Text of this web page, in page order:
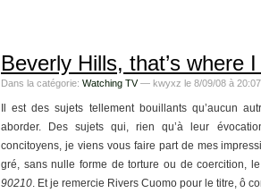
Beverly Hills, that’s where
Dans la catégorie: Watching TV— kwyxz le 8/09/08 à 20:07
Il est des sujets tellement bouillants qu’aucun
aborder. Des sujets qui, rien qu’à leur
concitoyens, je viens vous faire part de mes
gré, sans nulle forme de torture ou de coercition,
90210. Et je remercie Rivers Cuomo pour le titre, ô